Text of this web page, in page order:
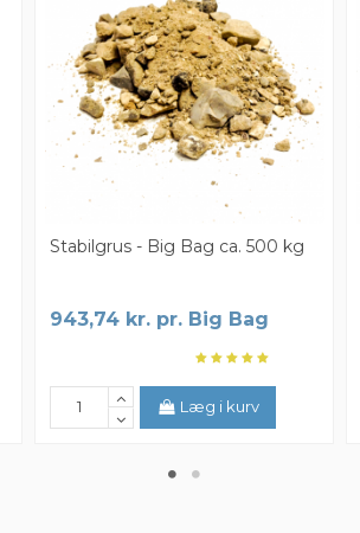
Stabilgrus - Big Bag ca. 500 kg
943,74 kr. pr. Big Bag
Læg i kurv